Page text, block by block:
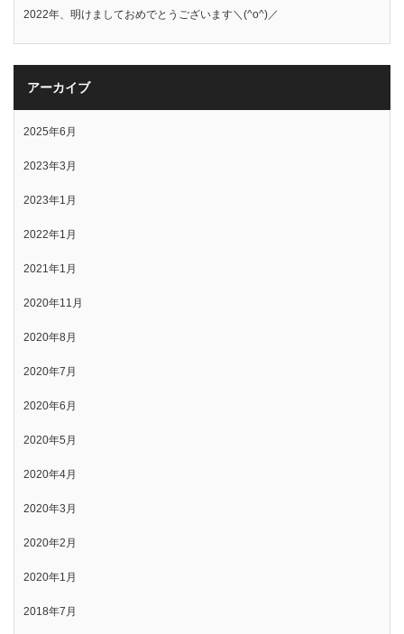
2022年、明けましておめでとうございます＼(^o^)／
アーカイブ
2025年6月
2023年3月
2023年1月
2022年1月
2021年1月
2020年11月
2020年8月
2020年7月
2020年6月
2020年5月
2020年4月
2020年3月
2020年2月
2020年1月
2018年7月